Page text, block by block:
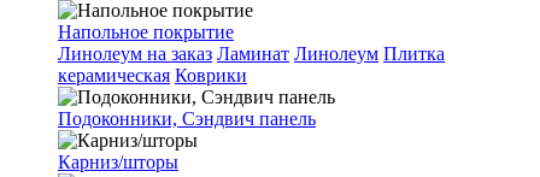
Напольное покрытие
Линолеум на заказ Ламинат Линолеум Плитка
керамическая Коврики
Подоконники, Сэндвич панель
Карниз/шторы